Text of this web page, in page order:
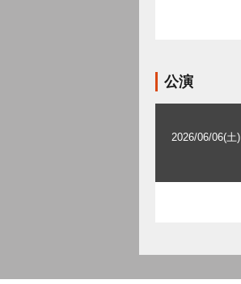
公演
2026/06/06(土)